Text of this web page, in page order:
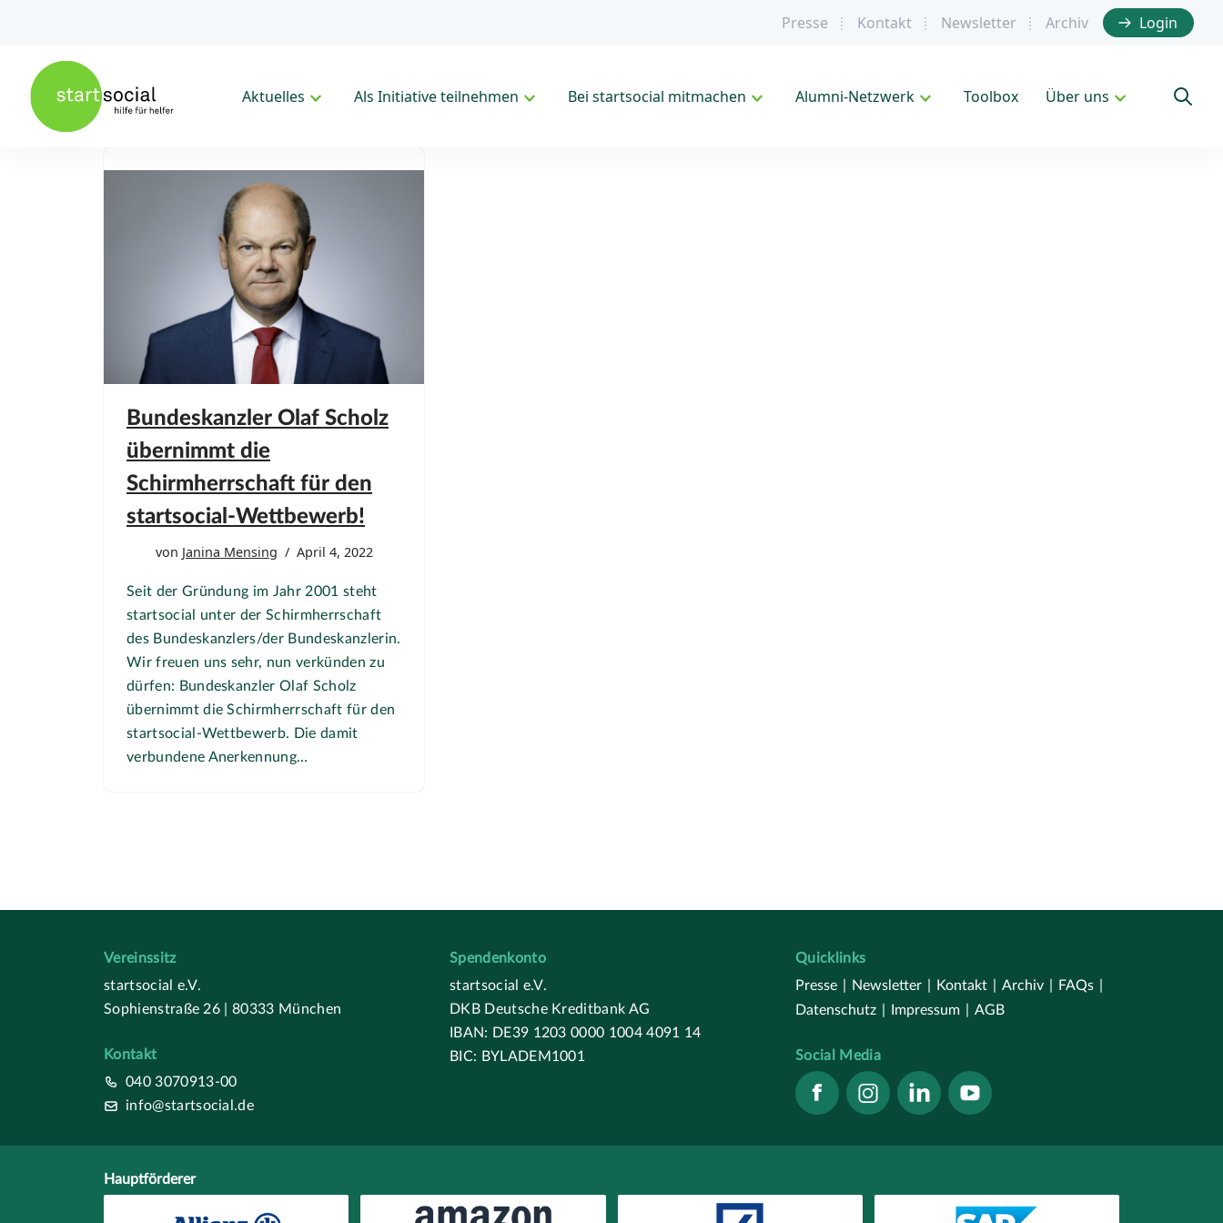
Presse Kontakt Newsletter Archiv Login
Aktuelles Als Initiative teilnehmen Bei startsocial mitmachen Alumni-Netzwerk Toolbox Über uns
Bundeskanzler Olaf Scholz
übernimmt die
Schirmherrschaft für den
startsocial-Wettbewerb!
von Janina Mensing April 4, 2022
Seit der Gründung im Jahr 2001 steht
startsocial unter der Schirmherrschaft
des Bundeskanzlers/der Bundeskanzlerin.
Wir freuen uns sehr, nun verkünden zu
dürfen: Bundeskanzler Olaf Scholz
übernimmt die Schirmherrschaft für den
startsocial-Wettbewerb. Die damit
verbundene Anerkennung…
Vereinssitz
startsocial e.V.
Sophienstraße 26 | 80333 München
Kontakt
040 3070913-00
info@startsocial.de
Spendenkonto
startsocial e.V.
DKB Deutsche Kreditbank AG
IBAN: DE39 1203 0000 1004 4091 14
BIC: BYLADEM1001
Quicklinks
Presse
Newsletter Kontakt Archiv FAQs
Datenschutz
Impressum AGB
Social Media
Hauptförderer